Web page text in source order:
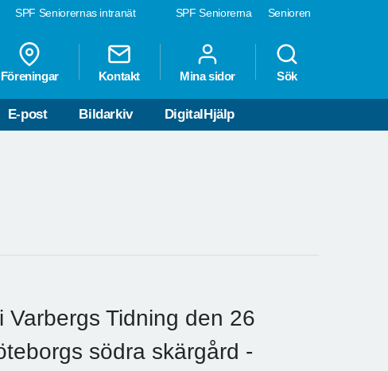
SPF Seniorerna Senioren
SPF Seniorernas intranät
Föreningar Kontakt Mina sidor Sök
E-post Bildarkiv DigitalHjälp
Tidning den 26
södra skärgård -